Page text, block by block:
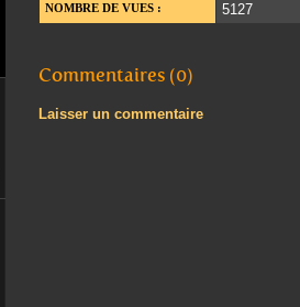
NOMBRE DE VUES : 5127
Commentaires (0)
Laisser un commentaire